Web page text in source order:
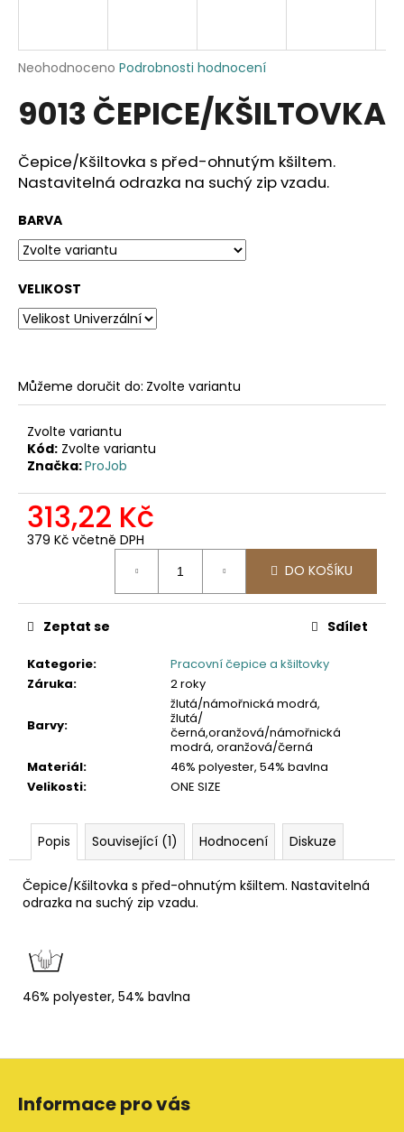
Průměrné
produktu
je
z
5
hvězdiček.
Neohodnoceno Podrobnosti hodnocení
9013 ČEPICE/KŠILTOVKA
Čepice/Kšiltovka s před-ohnutým kšiltem.
Nastavitelná odrazka na suchý zip vzadu.
BARVA
VELIKOST
Můžeme doručit do: Zvolte variantu
Zvolte variantu
Kód: Zvolte variantu
Značka:ProJob
313,22 Kč
379 Kč včetně DPH
DO KOŠÍKU
Kategorie:
Pracovní čepice a kšiltovky
Záruka: 2 roky
Barvy:
žlutá/námořnická modrá,
žlutá/
černá,oranžová/námořnická
modrá, oranžová/černá
Materiál:
46% polyester, 54% bavlna
Velikosti: ONE SIZE
Zeptat se Sdílet
Popis Související (1) Hodnocení Diskuze
Čepice/Kšiltovka s před-ohnutým kšiltem. Nastavitelná
odrazka na suchý zip vzadu.
46% polyester, 54% bavlna
j
í
?
D
o
p
u
č
u
e
m
TRIKO
247,11
Informace pro vás